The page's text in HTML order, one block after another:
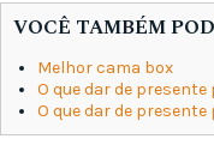
VOCÊ TAMBÉM
Melhor cama box
O que dar de
O que dar de